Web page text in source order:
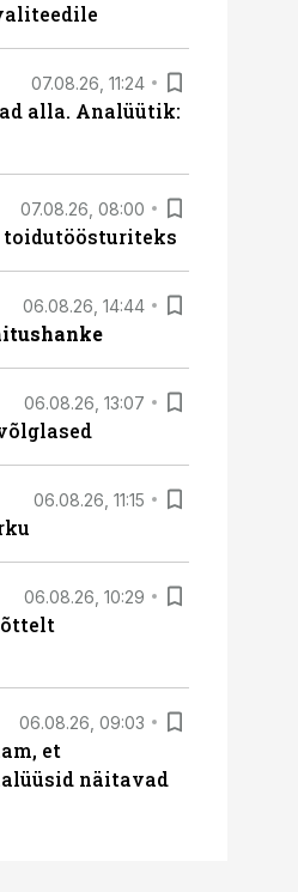
07.08.26, 11:24
alla. Analüütik:
07.08.26, 08:00
toidutöösturiteks
06.08.26, 14:44
06.08.26, 13:07
06.08.26, 11:15
06.08.26, 10:29
06.08.26, 09:03
et
näitavad